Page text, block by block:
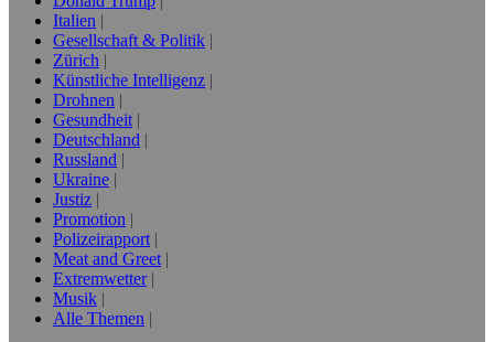
Italien
Gesellschaft & Politik
Zürich
Künstliche Intelligenz
Drohnen
Gesundheit
Deutschland
Russland
Ukraine
Justiz
Promotion
Polizeirapport
Meat and Greet
Extremwetter
Musik
Alle Themen